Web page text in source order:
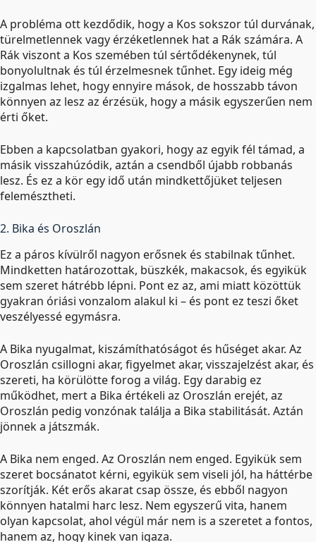
A probléma ott kezdődik, hogy a Kos sokszor túl durvának,
türelmetlennek vagy érzéketlennek hat a Rák számára. A
Rák viszont a Kos szemében túl sértődékenynek, túl
bonyolultnak és túl érzelmesnek tűnhet. Egy ideig még
izgalmas lehet, hogy ennyire mások, de hosszabb távon
könnyen az lesz az érzésük, hogy a másik egyszerűen nem
érti őket.
Ebben a kapcsolatban gyakori, hogy az egyik fél támad, a
másik visszahúzódik, aztán a csendből újabb robbanás
lesz. És ez a kör egy idő után mindkettőjüket teljesen
felemésztheti.
2. Bika és Oroszlán
Ez a páros kívülről nagyon erősnek és stabilnak tűnhet.
Mindketten határozottak, büszkék, makacsok, és egyikük
sem szeret hátrébb lépni. Pont ez az, ami miatt közöttük
gyakran óriási vonzalom alakul ki – és pont ez teszi őket
veszélyessé egymásra.
A Bika nyugalmat, kiszámíthatóságot és hűséget akar. Az
Oroszlán csillogni akar, figyelmet akar, visszajelzést akar, és
szereti, ha körülötte forog a világ. Egy darabig ez
működhet, mert a Bika értékeli az Oroszlán erejét, az
Oroszlán pedig vonzónak találja a Bika stabilitását. Aztán
jönnek a játszmák.
A Bika nem enged. Az Oroszlán nem enged. Egyikük sem
szeret bocsánatot kérni, egyikük sem viseli jól, ha háttérbe
szorítják. Két erős akarat csap össze, és ebből nagyon
könnyen hatalmi harc lesz. Nem egyszerű vita, hanem
olyan kapcsolat, ahol végül már nem is a szeretet a fontos,
hanem az, hogy kinek van igaza.